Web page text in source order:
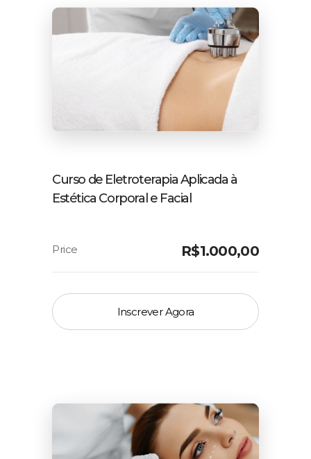
Curso de Eletroterapia Aplicada à
Estética Corporal e Facial
R$1.000,00
Inscrever Agora